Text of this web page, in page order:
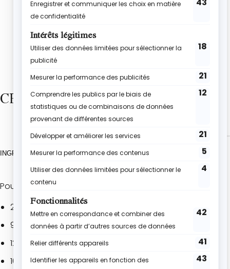
CE DONT TU AURAS BESOIN
INGRÉDIENTS
Pour le gâteau
2 gros œufs (120 g)
90 g de sucre roux
120 g de beurre + pour le moule
100 g de farine